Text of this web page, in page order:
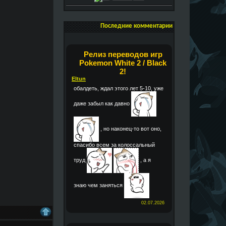
Последние комментарии
Релиз переводов игр
Pokemon White 2 / Black
2!
Eltun
обалдеть, ждал этого лет 5-10, уже
даже забыл как давно
, но наконец-то вот оно,
спасибо всем за колоссальный
труд , а я
знаю чем заняться
02.07.2026